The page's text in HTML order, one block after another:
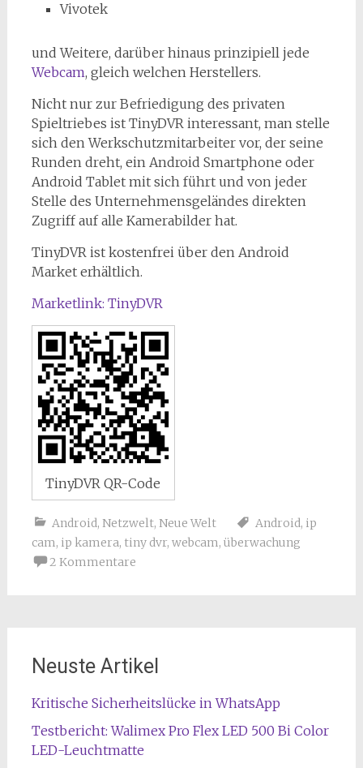
Vivotek
und Weitere, darüber hinaus prinzipiell jede
Webcam, gleich welchen Herstellers.
Nicht nur zur Befriedigung des privaten
Spieltriebes ist TinyDVR interessant, man stelle
sich den Werkschutzmitarbeiter vor, der seine
Runden dreht, ein Android Smartphone oder
Android Tablet mit sich führt und von jeder
Stelle des Unternehmensgeländes direkten
Zugriff auf alle Kamerabilder hat.
TinyDVR ist kostenfrei über den Android
Market erhältlich.
Marketlink: TinyDVR
TinyDVR QR-Code
Android, Netzwelt, Neue Welt Android, ip
cam, ip kamera, tiny dvr, webcam, überwachung
2 Kommentare
Neuste Artikel
Kritische Sicherheitslücke in WhatsApp
Testbericht: Walimex Pro Flex LED 500 Bi Color
LED-Leuchtmatte